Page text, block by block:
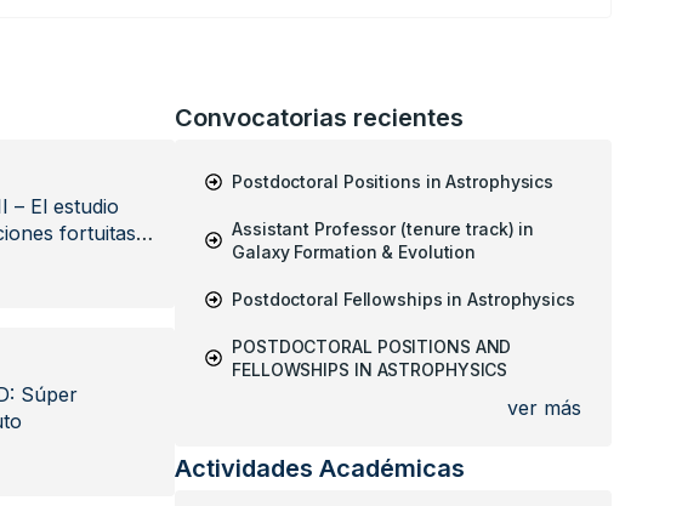
– El estudio
fortuitas
Súper
Convocatorias recientes
Postdoctoral Positions in Astrophysics
Assistant Professor (tenure track) in
Galaxy Formation & Evolution
Postdoctoral Fellowships in Astrophysics
POSTDOCTORAL POSITIONS AND
FELLOWSHIPS IN ASTROPHYSICS
ver más
Actividades Académicas